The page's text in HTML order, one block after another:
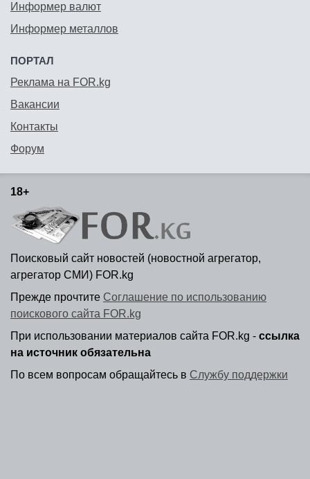
Информер валют
Информер металлов
ПОРТАЛ
Реклама на FOR.kg
Вакансии
Контакты
Форум
18+
Поисковый сайт новостей (новостной агрегатор,
агрегатор СМИ) FOR.kg
Прежде прочтите Соглашение по использованию
поискового сайта FOR.kg
При использовании материалов сайта FOR.kg - ссылка
на источник обязательна
По всем вопросам обращайтесь в Службу поддержки